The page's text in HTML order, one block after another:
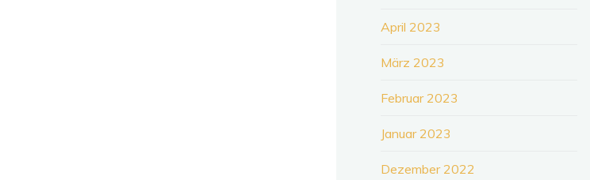
April 2023
März 2023
Februar 2023
Januar 2023
Dezember 2022